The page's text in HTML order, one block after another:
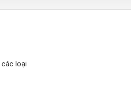
loại